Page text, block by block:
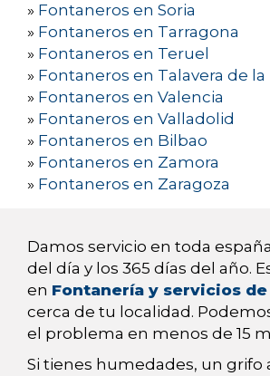
» Fontaneros en Soria
» Fontaneros en Tarragona
» Fontaneros en Teruel
» Fontaneros en Talavera de la
» Fontaneros en Valencia
» Fontaneros en Valladolid
» Fontaneros en Bilbao
» Fontaneros en Zamora
» Fontaneros en Zaragoza
Damos servicio en toda
del día y los 365 días del año.
en Fontanería y servicios
cerca de tu localidad.
el problema en menos de 15
Si tienes humedades, un grifo